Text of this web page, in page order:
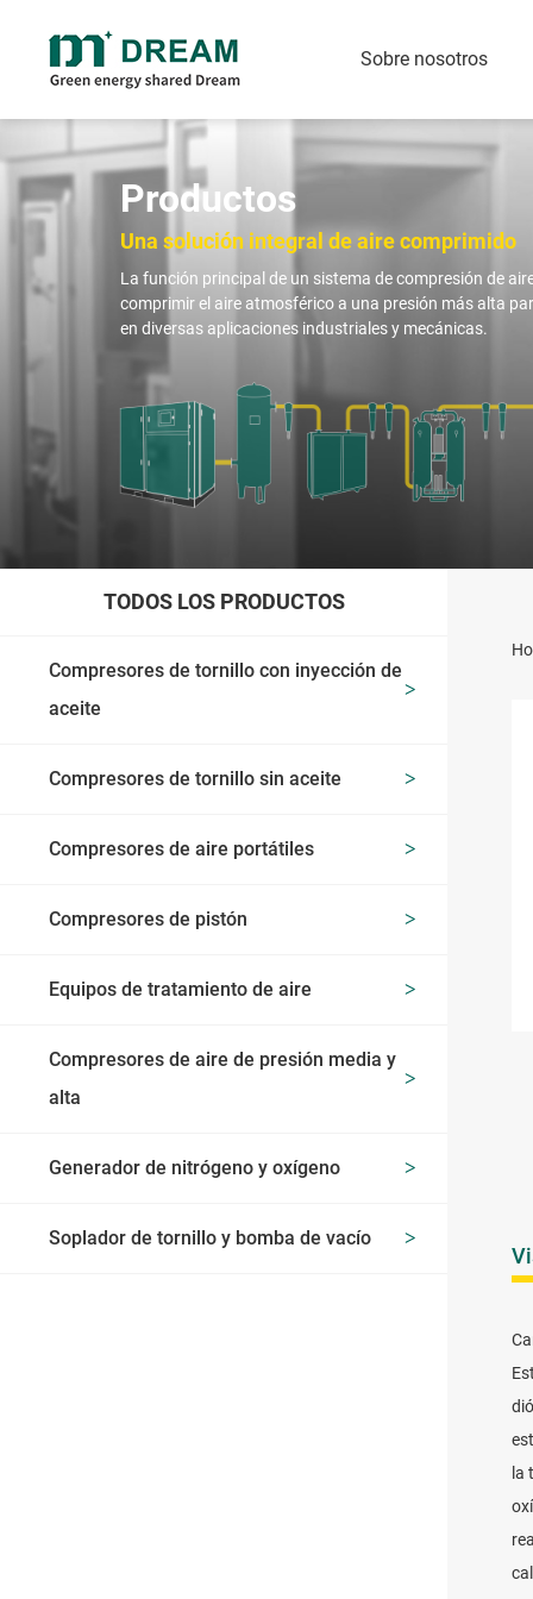
Sobre nosotros
Compresores de tornillo con
inyección de aceite
Compresor de tornillo rotativo con inyección de aceite cuatro en uno/todo en uno (VSD/FSD)
aceite
presión media y alta
Pistón presión media y alta (20-400 Bar)
Presión media de tornillo (20-40)
Generador de
Generador de
Productos
Una solución integral de aire comprimido
La función principal de un sistema de compresión de
comprimir el aire atmosférico a una presión más alta
en diversas aplicaciones industriales y mecánicas.
TODOS LOS PRODUCTOS
Compresores de tornillo con inyección de
aceite
Compresores de tornillo sin aceite
Compresores de aire portátiles
Compresores de pistón
Equipos de tratamiento de aire
Compresores de aire de presión media y
alta
Generador de nitrógeno y oxígeno
Soplador de tornillo y bomba de vacío
la